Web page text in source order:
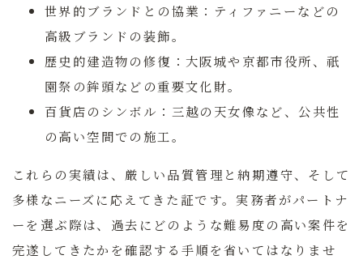
世界的ブランドとの協業： ティファニーなどの
高級ブランドの装飾。
歴史的建造物の修復： 大阪城や京都市役所、祇
園祭の鉾頭などの重要文化財。
百貨店のシンボル： 三越の天女像など、公共性
の高い空間での施工。
これらの実績は、厳しい品質管理と納期遵守、そして
多様なニーズに応えてきた証です。実務者がパートナ
ーを選ぶ際は、過去にどのような難易度の高い案件を
完遂してきたかを確認する手順を省いてはなりませ